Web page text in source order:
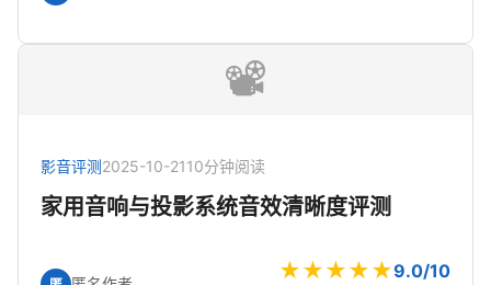
📽️
影音评测2025-10-2110分钟阅读
家用音响与投影系统音效清晰度评测
★★★★★9.0/10